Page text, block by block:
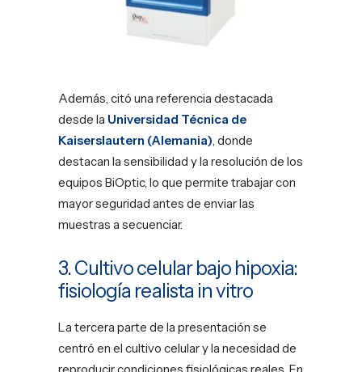
Además, citó una referencia destacada
desde la Universidad Técnica de
Kaiserslautern (Alemania), donde
destacan la sensibilidad y la resolución de los
equipos BiOptic, lo que permite trabajar con
mayor seguridad antes de enviar las
muestras a secuenciar.
3. Cultivo celular bajo hipoxia:
fisiología realista in vitro
La tercera parte de la presentación se
centró en el cultivo celular y la necesidad de